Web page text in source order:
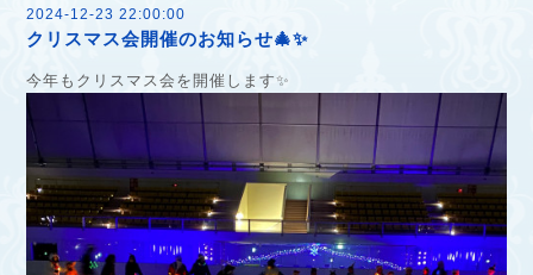
2024-12-23 22:00:00
クリスマス会開催のお知らせ🎄✨
今年もクリスマス会を開催します✨